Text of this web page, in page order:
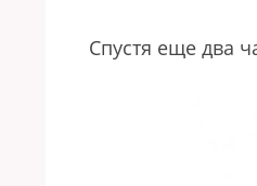
Спустя еще два